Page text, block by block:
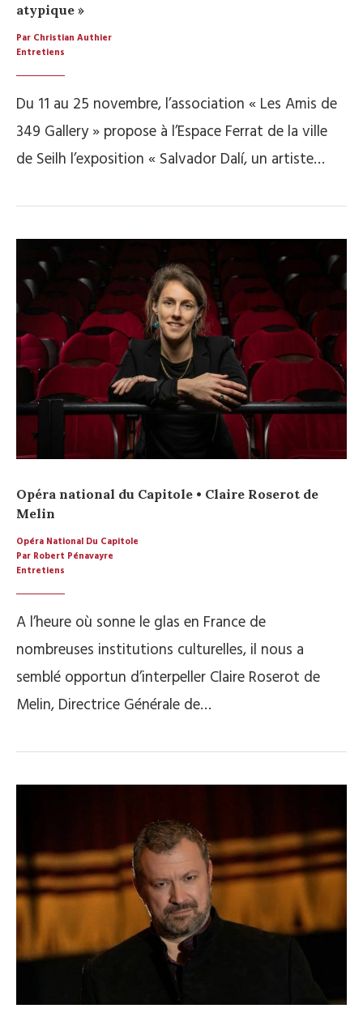
atypique »
Par Christian Authier
Entretiens
Du 11 au 25 novembre, l’association « Les Amis de
349 Gallery » propose à l’Espace Ferrat de la ville
de Seilh l’exposition « Salvador Dalí, un artiste…
Opéra national du Capitole • Claire Roserot de
Melin
Opéra National Du Capitole
Par Robert Pénavayre
Entretiens
A l’heure où sonne le glas en France de
nombreuses institutions culturelles, il nous a
semblé opportun d’interpeller Claire Roserot de
Melin, Directrice Générale de…